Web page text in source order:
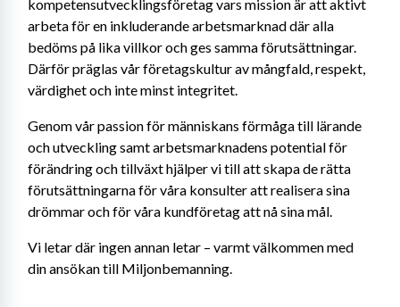
kompetensutvecklingsföretag vars mission är att aktivt
arbeta för en inkluderande arbetsmarknad där alla
bedöms på lika villkor och ges samma förutsättningar.
Därför präglas vår företagskultur av mångfald, respekt,
värdighet och inte minst integritet.
Genom vår passion för människans förmåga till lärande
och utveckling samt arbetsmarknadens potential för
förändring och tillväxt hjälper vi till att skapa de rätta
förutsättningarna för våra konsulter att realisera sina
drömmar och för våra kundföretag att nå sina mål.
Vi letar där ingen annan letar – varmt välkommen med
din ansökan till Miljonbemanning.